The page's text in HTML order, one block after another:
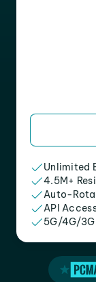
Unlimited
4.5M+
Auto-
API
5G/4G/